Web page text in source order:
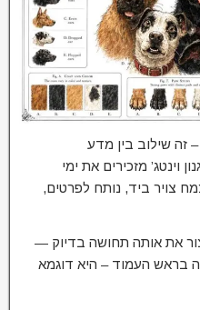
זה שילוב בין מדע
וינטג’ מזכירים את ימי
ה־19, כשכל צמח צויר ביד, נותח לפרטים,
את אותה תחושה בדיוק —
בראש העמוד – היא דוגמא